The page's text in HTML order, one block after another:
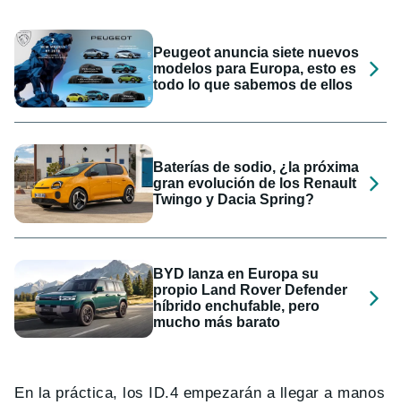
Peugeot anuncia siete nuevos
modelos para Europa, esto es
todo lo que sabemos de ellos
Baterías de sodio, ¿la próxima
gran evolución de los Renault
Twingo y Dacia Spring?
BYD lanza en Europa su
propio Land Rover Defender
híbrido enchufable, pero
mucho más barato
En la práctica, los ID.4 empezarán a llegar a manos